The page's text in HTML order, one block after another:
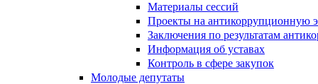
Материалы сессий
Проекты на антикоррупционную
Заключения по результатам
Информация об уставах
Контроль в сфере закупок
Молодые депутаты